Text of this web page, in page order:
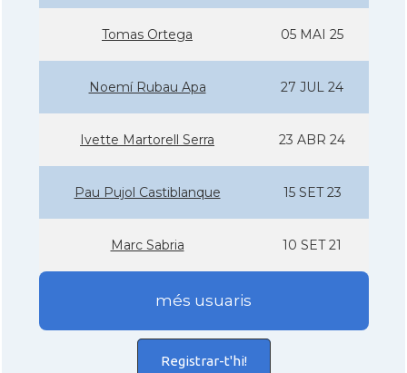
Tomas Ortega 05 MAI 25
Noemí­ Rubau Apa 27 JUL 24
Ivette Martorell Serra 23 ABR 24
Pau Pujol Castiblanque 15 SET 23
Marc Sabria 10 SET 21
més usuaris
Registrar-t'hi!